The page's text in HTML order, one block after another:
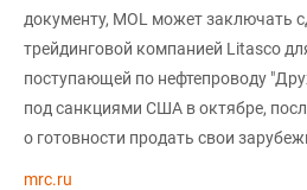
документу, MOL может заключать
трейдинговой компанией Litasco
поступающей по нефтепроводу
под санкциями США в октябре,
о готовности продать свои
mrc.ru